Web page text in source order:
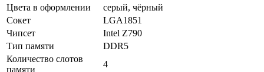
Цвета в оформлении
серый, чёрный
Сокет
LGA1851
Чипсет
Intel Z790
Тип памяти
DDR5
Количество слотов
памяти
4